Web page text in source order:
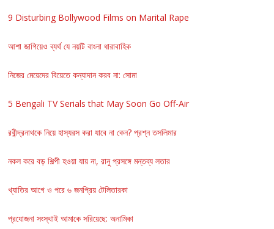
9 Disturbing Bollywood Films on Marital Rape
আশা জাগিয়েও ব্যর্থ যে নয়টি বাংলা ধারাবাহিক
নিজের মেয়েদের বিয়েতে কন্যাদান করব না: সোমা
5 Bengali TV Serials that May Soon Go Off-Air
রবীন্দ্রনাথকে নিয়ে হাস্যরস করা যাবে না কেন? প্রশ্ন তসলিমার
নকল করে বড় শিল্পী হওয়া যায় না, রানু প্রসঙ্গে মন্তব্য লতার
খ্যাতির আগে ও পরে ৬ জনপ্রিয় টেলিতারকা
প্রযোজনা সংস্থাই আমাকে সরিয়েছে: অনামিকা